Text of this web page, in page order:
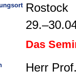
Rostock
Das
Herr